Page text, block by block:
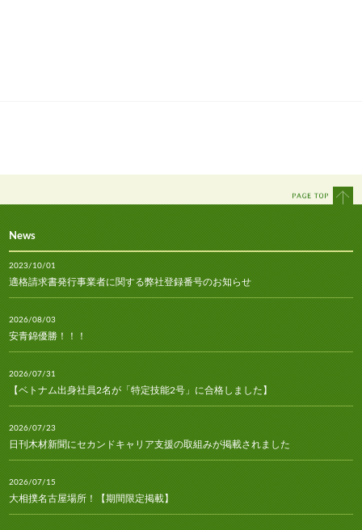
News
2023/10/01
適格請求書発行事業者に関する弊社登録番号のお知らせ
2026/08/03
安青錦優勝！！！
2026/07/31
【ベトナム出身社員2名が「特定技能2号」に合格しました】
2026/07/23
日刊木材新聞にセカンドキャリア支援の取組みが掲載されました
2026/07/15
大相撲名古屋場所！【期間限定掲載】